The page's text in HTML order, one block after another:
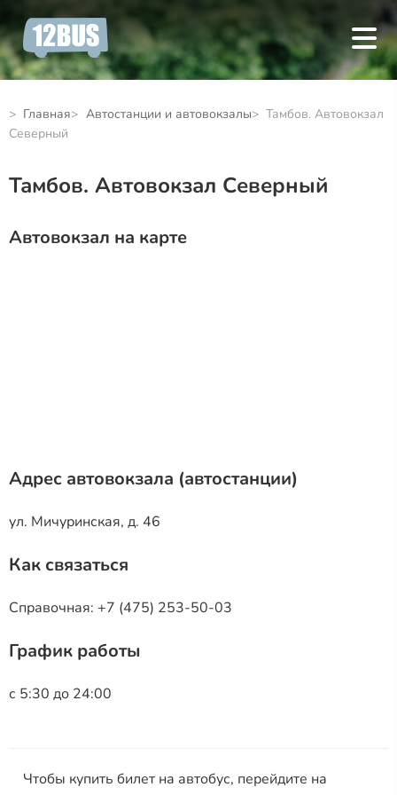
Главная Автостанции и автовокзалы
Тамбов. Автовокзал
Северный
Тамбов. Автовокзал Северный
Автовокзал на карте
Адрес автовокзала (автостанции)
ул. Мичуринская, д. 46
Как связаться
Справочная: +7 (475) 253-50-03
График работы
с 5:30 до 24:00
Чтобы купить билет на автобус, перейдите на